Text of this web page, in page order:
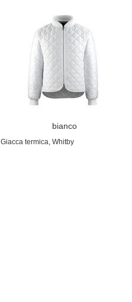
bianco
Giacca termica, Whitby